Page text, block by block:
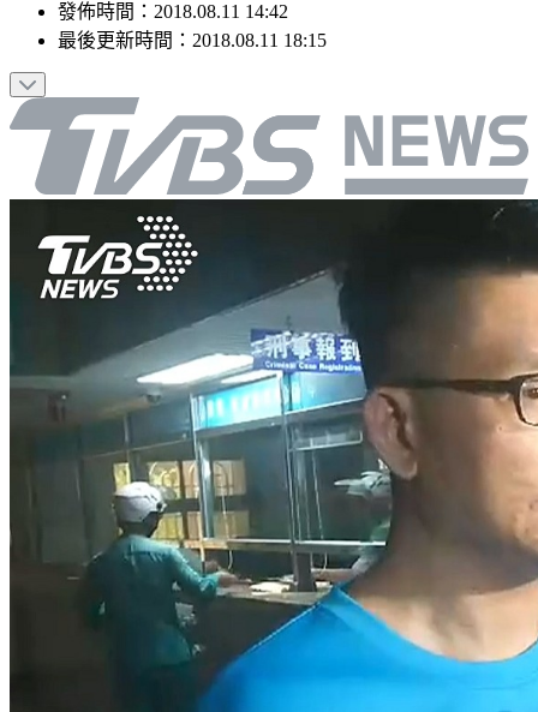
發佈時間： 2018.08.11 14:42
最後更新時間： 2018.08.11 18:15